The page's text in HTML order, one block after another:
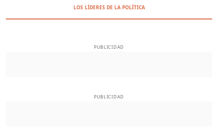
LOS LÍDERES DE LA POLÍTICA
PUBLICIDAD
PUBLICIDAD